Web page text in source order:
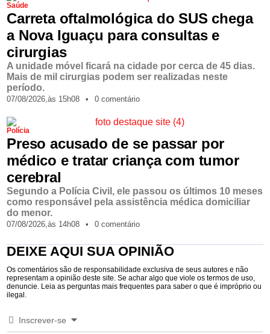
Saúde
Carreta oftalmológica do SUS chega
a Nova Iguaçu para consultas e
cirurgias
A unidade móvel ficará na cidade por cerca de 45 dias.
Mais de mil cirurgias podem ser realizadas neste
período.
07/08/2026,às 15h08 • 0 comentário
Polícia
Preso acusado de se passar por
médico e tratar criança com tumor
cerebral
Segundo a Polícia Civil, ele passou os últimos 10 meses
como responsável pela assistência médica domiciliar
do menor.
07/08/2026,às 14h08 • 0 comentário
DEIXE AQUI SUA OPINIÃO
Os comentários são de responsabilidade exclusiva de seus autores e não
representam a opinião deste site. Se achar algo que viole os termos de uso,
denuncie. Leia as perguntas mais frequentes para saber o que é impróprio ou
ilegal.
Inscrever-se